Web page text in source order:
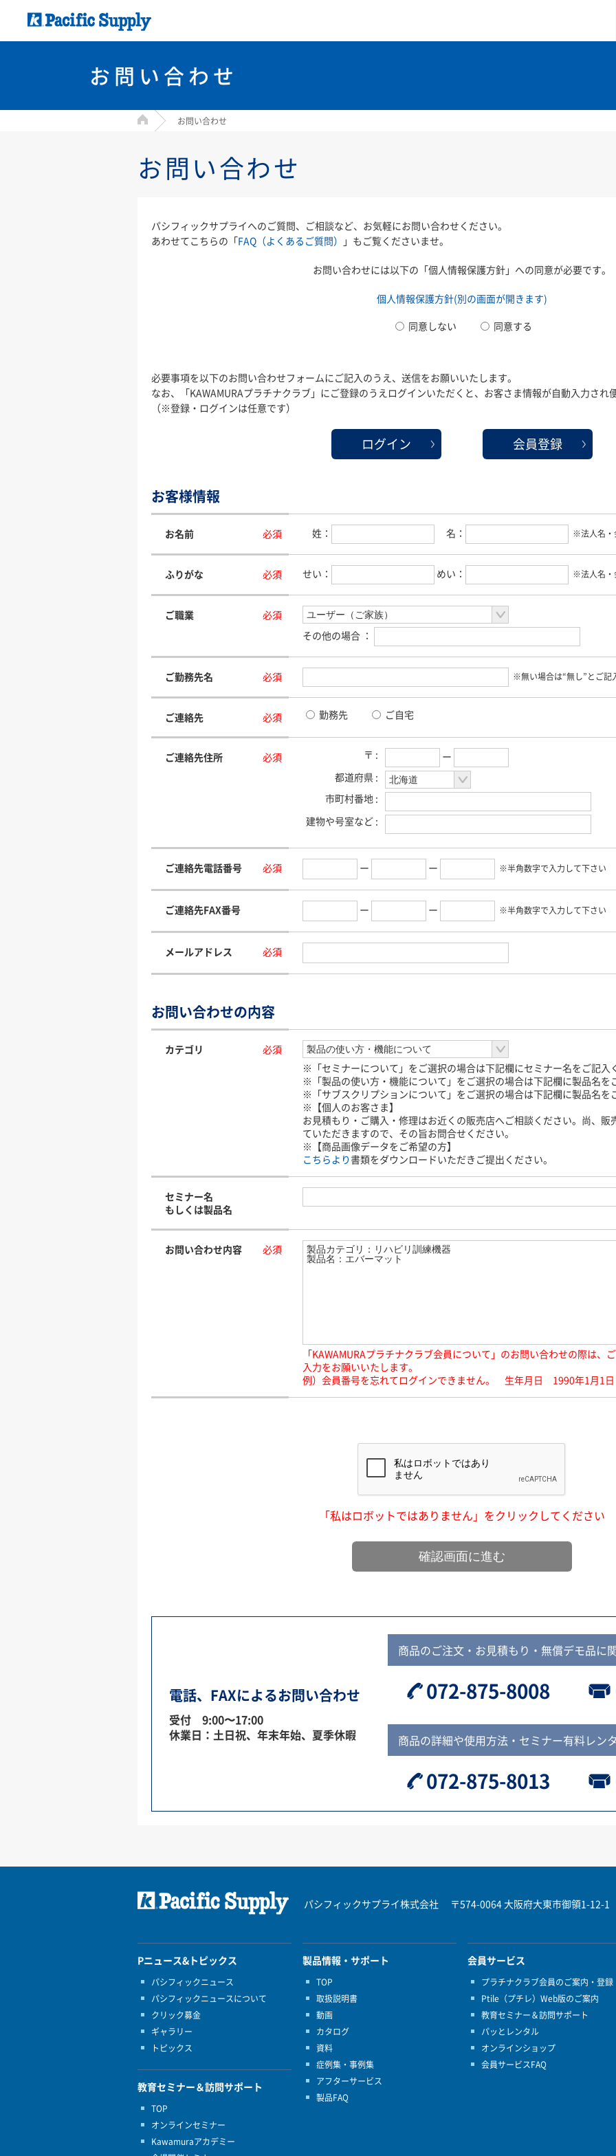
お問い合わせ
HOME お問い合わせ
お問い合わせ
パシフィックサプライへのご質問、ご相談など、お気軽にお問い合わせください。
あわせてこちらの「FAQ（よくあるご質問） 」もご覧くださいませ。
お問い合わせには以下の「個人情報保護方針」への同意が必要です。
個人情報保護方針(別の画面が開きます)
同意しない
同意する
必要事項を以下のお問い合わせフォームにご記入のうえ、送信をお願いいたします。
なお、「KAWAMURAプラチナクラブ」にご登録のうえログインいただくと、お客さま情報が自動入力され
（※登録・ログインは任意です）
ログイン 会員登録
お客様情報
お名前 必須 姓： 名： ※法人名・
ふりがな 必須 せい： めい： ※法人名・
ご職業
必須
その他の場合 ：
ご勤務先名 必須 ※無い場合は“無し”とご記
ご連絡先 必須 勤務先 ご自宅
ご連絡先住所 必須 〒 :
ー
都道府県 :
市町村番地 :
建物や号室など :
ご連絡先電話番号 必須 ー ー ※半角数字で入力して下さい
ご連絡先FAX番号 ー ー ※半角数字で入力して下さい
メールアドレス 必須
お問い合わせの内容
カテゴリ
必須
※「セミナーについて」をご選択の場合は下記欄にセミナー名をご記入
※「製品の使い方・機能について」をご選択の場合は下記欄に製品名を
※「サブスクリプションについて」をご選択の場合は下記欄に製品名を
※【個人のお客さま】
お見積もり・ご購入・修理はお近くの販売店へご相談ください。尚、販
ていただきますので、その旨お問合せください。
※【商品画像データをご希望の方】
こちらより 書類をダウンロードいただきご提出ください。
セミナー名
もしくは製品名
お問い合わせ内容 必須
「KAWAMURAプラチナクラブ会員について」のお問い合わせの際は、
入力をお願いいたします。
例）会員番号を忘れてログインできません。 生年月日 1990年1月1日
「私はロボットではありません」をクリックしてください
電話、FAXによるお問い合わせ
受付 9:00〜17:00
休業日：土日祝、年末年始、夏季休暇
商品のご注文・お見積もり・無償デモ品に
072-875-8008
商品の詳細や使用方法・セミナー有料レン
072-875-8013
パシフィックサプライ株式会社 〒574-0064 大阪府大東市御領1-12-1
Pニュース&トピックス
パシフィックニュース
パシフィックニュースについて
クリック募金
ギャラリー
トピックス
教育セミナー＆訪問サポート
TOP
オンラインセミナー
Kawamuraアカデミー
製品情報・サポート
TOP
取扱説明書
動画
カタログ
資料
症例集・事例集
アフターサービス
製品FAQ
会員サービス
プラチナクラブ会員のご案内・登録
Ptile（プチレ）Web版のご案内
教育セミナー＆訪問サポート
パッとレンタル
オンラインショップ
会員サービスFAQ